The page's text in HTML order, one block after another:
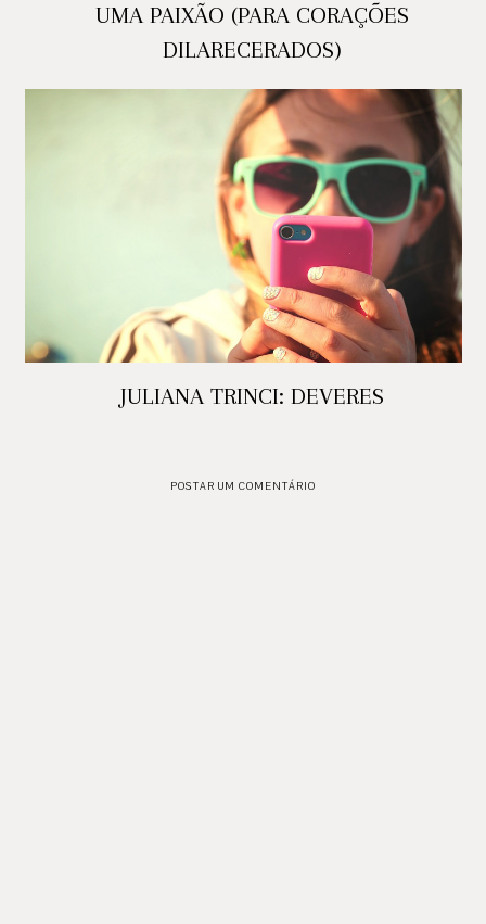
UMA PAIXÃO (PARA CORAÇÕES
DILARECERADOS)
JULIANA TRINCI: DEVERES
POSTAR UM COMENTÁRIO